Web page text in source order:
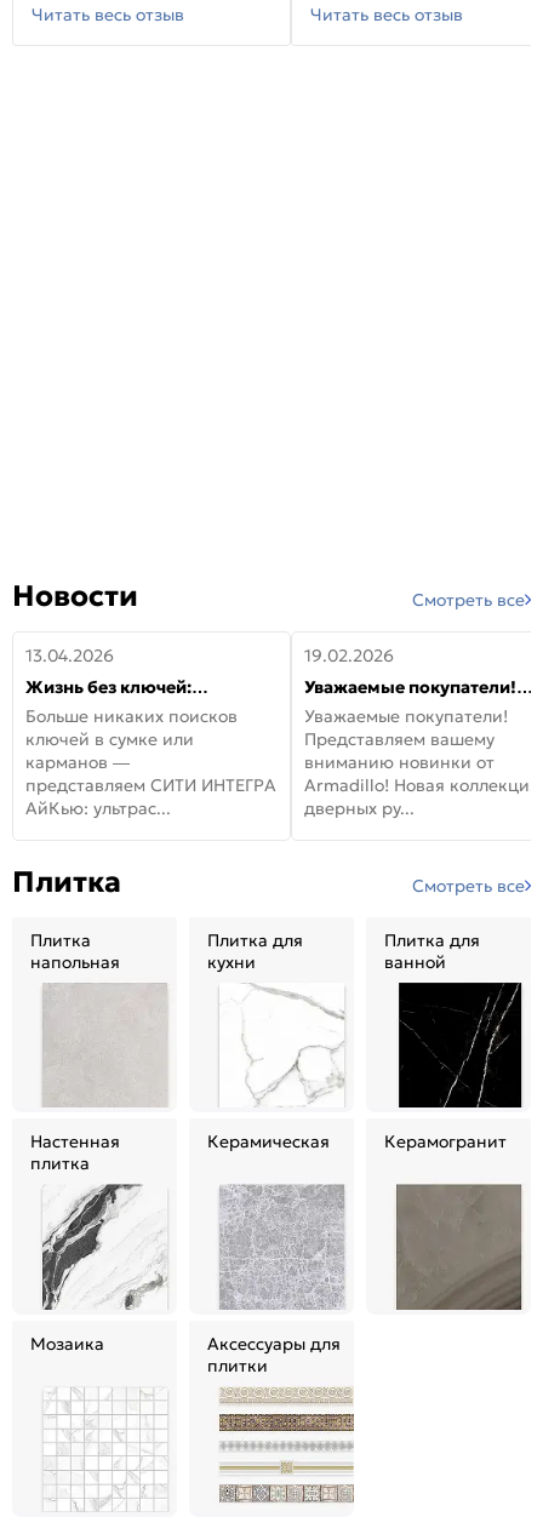
Читать весь отзыв
Читать весь отзыв
Новости Смотреть все
13.04.2026
Жизнь без ключей:
встречайте новую дверь
СИТИ ИНТЕГРА АйКью!
Больше никаких поисков
ключей в сумке или
карманов —
представляем СИТИ ИНТЕГРА
АйКью: ультрас...
19.02.2026
Уважаемые покупатели!
Представляем вашему
вниманию новинки от
Armadillo!
Уважаемые покупатели!
Представляем вашему
вниманию новинки от
Armadillo! Новая коллекция
дверных ру...
Плитка Смотреть все
Плитка
напольная
Плитка для
кухни
Плитка для
ванной
Настенная
плитка
Керамическая Керамогранит
Мозаика
Аксессуары для
плитки